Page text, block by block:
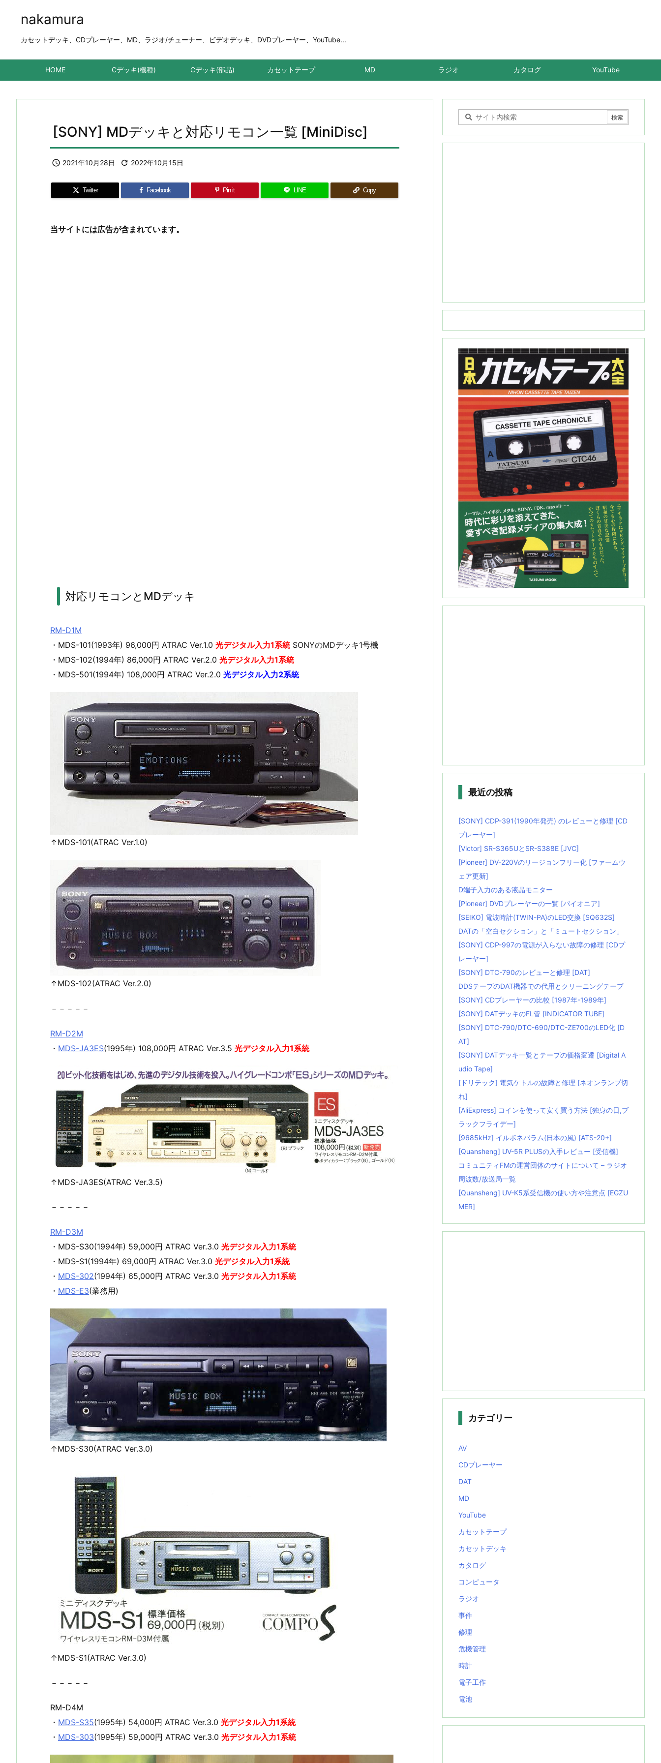
nakamura
カセットデッキ、CDプレーヤー、MD、ラジオ/チューナー、ビデオデッキ、DVDプレーヤー、YouTube...
HOME Cデッキ(機種) Cデッキ(部品) カセットテープ MD ラジオ カタログ YouTube
[SONY] MDデッキと対応リモコン一覧 [MiniDisc]
 2021年10月28日  2022年10月15日
Twitter Facebook Pin it LINE Copy
当サイトには広告が含まれています。
対応リモコンとMDデッキ
RM-D1M
・MDS-101(1993年) 96,000円 ATRAC Ver.1.0 光デジタル入力1系統SONYのMDデッキ1号機
・MDS-102(1994年) 86,000円 ATRAC Ver.2.0 光デジタル入力1系統
・MDS-501(1994年) 108,000円 ATRAC Ver.2.0 光デジタル入力2系統
↑MDS-101(ATRAC Ver.1.0)
↑MDS-102(ATRAC Ver.2.0)
－－－－－
RM-D2M
・ MDS-JA3ES(1995年) 108,000円 ATRAC Ver.3.5 光デジタル入力1系統
↑MDS-JA3ES(ATRAC Ver.3.5)
－－－－－
RM-D3M
・MDS-S30(1994年) 59,000円 ATRAC Ver.3.0 光デジタル入力1系統
・MDS-S1(1994年) 69,000円 ATRAC Ver.3.0 光デジタル入力1系統
・ MDS-302(1994年) 65,000円 ATRAC Ver.3.0 光デジタル入力1系統
・ MDS-E3(業務用)
↑MDS-S30(ATRAC Ver.3.0)
↑MDS-S1(ATRAC Ver.3.0)
－－－－－
RM-D4M
・ MDS-S35(1995年) 54,000円 ATRAC Ver.3.0 光デジタル入力1系統
・ MDS-303(1995年) 59,000円 ATRAC Ver.3.0 光デジタル入力1系統
最近の投稿
[SONY] CDP-391(1990年発売) のレビューと修理 [CD
プレーヤー]
[Victor] SR-S365UとSR-S388E [JVC]
[Pioneer] DV-220Vのリージョンフリー化 [ファームウ
ェア更新]
D端子入力のある液晶モニター
[Pioneer] DVDプレーヤーの一覧 [パイオニア]
[SEIKO] 電波時計(TWIN-PA)のLED交換 [SQ632S]
DATの「空白セクション」と「ミュートセクション」
[SONY] CDP-997の電源が入らない故障の修理 [CDプ
レーヤー]
[SONY] DTC-790のレビューと修理 [DAT]
DDSテープのDAT機器での代用とクリーニングテープ
[SONY] CDプレーヤーの比較 [1987年-1989年]
[SONY] DATデッキのFL管 [INDICATOR TUBE]
[SONY] DTC-790/DTC-690/DTC-ZE700のLED化 [D
AT]
[SONY] DATデッキ一覧とテープの価格変遷 [Digital A
udio Tape]
[ドリテック] 電気ケトルの故障と修理 [ネオンランプ切
れ]
[AliExpress] コインを使って安く買う方法 [独身の日,ブ
ラックフライデー]
[9685kHz] イルボネパラム(日本の風) [ATS-20+]
[Quansheng] UV-5R PLUSの入手レビュー [受信機]
コミュニティFMの運営団体のサイトについて – ラジオ
周波数/放送局一覧
[Quansheng] UV-K5系受信機の使い方や注意点 [EGZU
MER]
カテゴリー
AV
CDプレーヤー
DAT
MD
YouTube
カセットテープ
カセットデッキ
カタログ
コンピュータ
ラジオ
事件
修理
危機管理
時計
電子工作
電池